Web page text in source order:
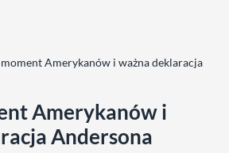
Amerykanów i ważna deklaracja
Amerykanów i
Andersona